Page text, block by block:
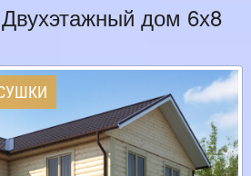
дом 6х8